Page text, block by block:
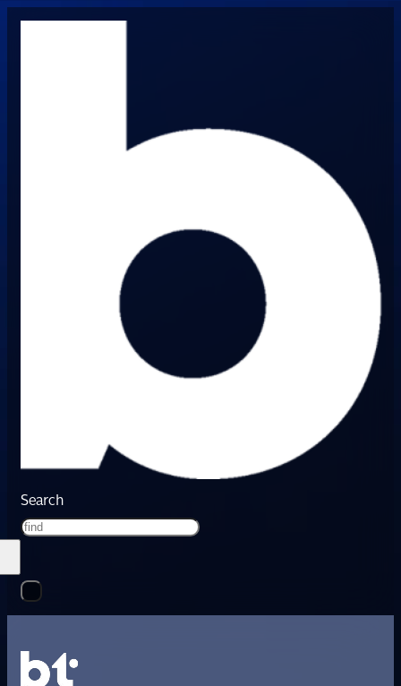
Search